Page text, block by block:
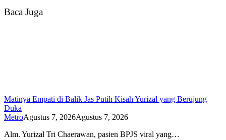
Baca Juga
Matinya Empati di Balik Jas Putih Kisah Yurizal yang Berujung
Duka
MetroAgustus 7, 2026Agustus 7, 2026
Alm. Yurizal Tri Chaerawan, pasien BPJS viral yang…